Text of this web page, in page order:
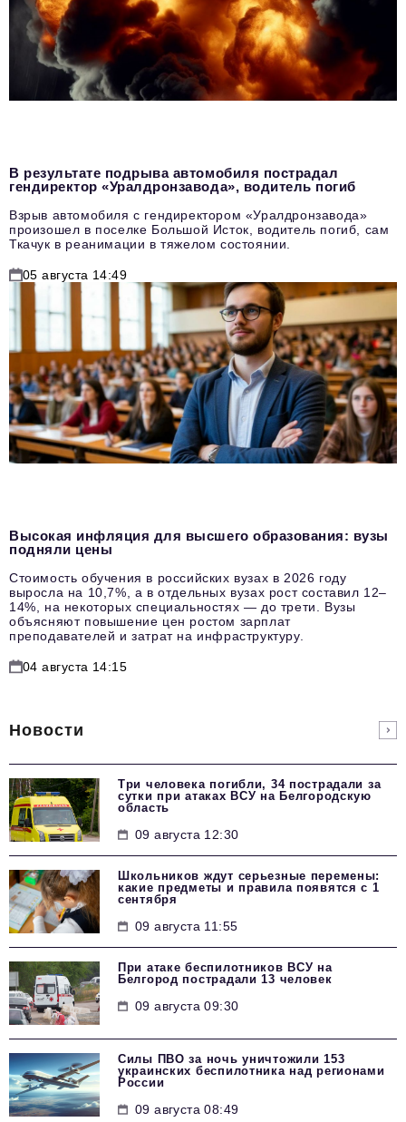
В результате подрыва автомобиля пострадал
гендиректор «Уралдронзавода», водитель погиб
Взрыв автомобиля с гендиректором «Уралдронзавода»
произошел в поселке Большой Исток, водитель погиб, сам
Ткачук в реанимации в тяжелом состоянии.
05 августа 14:49
Высокая инфляция для высшего образования: вузы
подняли цены
Стоимость обучения в российских вузах в 2026 году
выросла на 10,7%, а в отдельных вузах рост составил 12–
14%, на некоторых специальностях — до трети. Вузы
объясняют повышение цен ростом зарплат
преподавателей и затрат на инфраструктуру.
04 августа 14:15
Новости
Три человека погибли, 34 пострадали за
сутки при атаках ВСУ на Белгородскую
область
09 августа 12:30
Школьников ждут серьезные перемены:
какие предметы и правила появятся с 1
сентября
09 августа 11:55
При атаке беспилотников ВСУ на
Белгород пострадали 13 человек
09 августа 09:30
Силы ПВО за ночь уничтожили 153
украинских беспилотника над регионами
России
09 августа 08:49